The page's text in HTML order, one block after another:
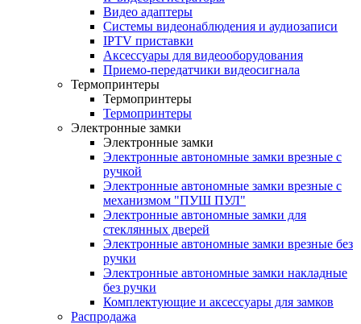
Видео адаптеры
Системы видеонаблюдения и аудиозаписи
IPTV приставки
Аксессуары для видеооборудования
Приемо-передатчики видеосигнала
Термопринтеры
Термопринтеры
Термопринтеры
Электронные замки
Электронные замки
Электронные автономные замки врезные с
ручкой
Электронные автономные замки врезные с
механизмом "ПУШ ПУЛ"
Электронные автономные замки для
стеклянных дверей
Электронные автономные замки врезные без
ручки
Электронные автономные замки накладные
без ручки
Комплектующие и аксессуары для замков
Распродажа